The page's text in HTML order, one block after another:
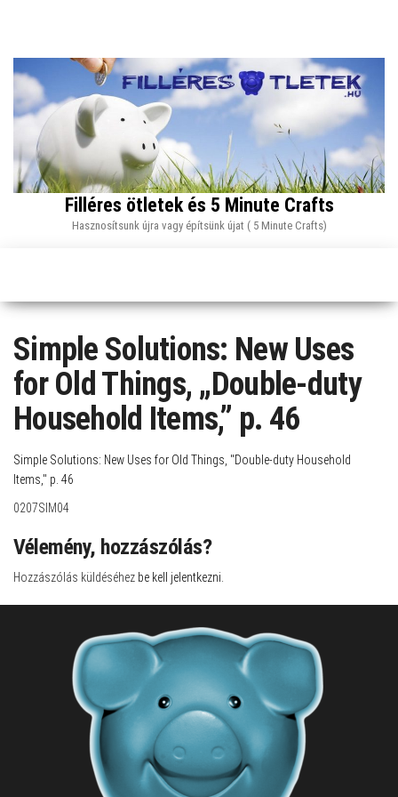
Filléres ötletek és 5 Minute Crafts
Hasznosítsunk újra vagy építsünk újat ( 5 Minute Crafts)
Simple Solutions: New Uses
for Old Things, „Double-duty
Household Items,” p. 46
Simple Solutions: New Uses for Old Things, "Double-duty Household
Items," p. 46
0207SIM04
Vélemény, hozzászólás?
Hozzászólás küldéséhez be kell jelentkezni.